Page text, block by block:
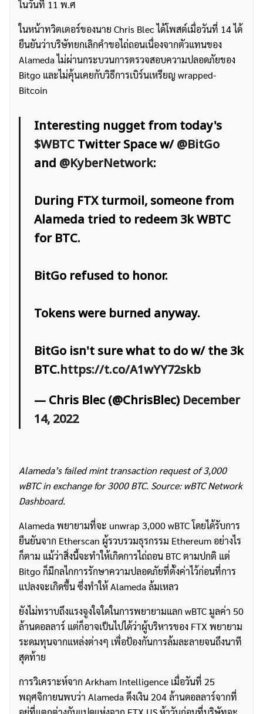
ในวันที่ 11 พ.ศ
ในหน้าทวิตเตอร์ของนาย Chris Blec ได้โพสต์เมื่อวันที่ 14 ได้
ยืนยันว่าบริษัทยกเลิกคำขอไถ่ถอนเนื่องจากตัวแทนของ
Alameda ไม่ผ่านกระบวนการตรวจสอบความปลอดภัยของ
Bitgo และไม่คุ้นเคยกับวิธีการเบิร์นเหรียญ wrapped-
Bitcoin
Interesting nugget from today's
$WBTC Twitter Space w/@BitGo
and @KyberNetwork:
During FTX turmoil, someone from
Alameda tried to redeem 3k WBTC
for BTC.
BitGo refused to honor.
Tokens were burned anyway.
BitGo isn't sure what to do w/ the 3k
BTC.https://t.co/A1wYY72skb
— Chris Blec (@ChrisBlec) December
14, 2022
Alameda’s failed mint transaction request of 3,000
wBTC in exchange for 3000 BTC. Source: wBTC Network
Dashboard.
Alameda พยายามที่จะ unwrap 3,000 wBTC โดยได้รับการ
ยืนยันจาก Etherscan ผู้รวบรวมธุรกรรม Ethereum อย่างไร
ก็ตาม แม้ว่าสิ่งนี้จะทำให้เกิดการไถ่ถอน BTC ตามปกติ แต่
Bitgo ก็มีกลไกการรักษาความปลอดภัยที่ตั้งค่าไว้ก่อนที่การ
แปลงจะเกิดขึ้น ซึ่งทำให้ Alameda ล้มเหลว
ยังไม่ทราบถึงแรงจูงใจใดในการพยายามแลก wBTC มูลค่า 50
ล้านดอลลาร์ แต่ก็อาจเป็นไปได้ว่าผู้บริหารของ FTX พยายาม
ระดมทุนจากแหล่งต่างๆ เพื่อป้องกันการล้มละลายจนถึงนาที
สุดท้าย
การวิเคราะห์จาก Arkham Intelligence เมื่อวันที่ 25
พฤศจิกายนพบว่า Alameda ดึงเงิน 204 ล้านดอลลาร์จากที่